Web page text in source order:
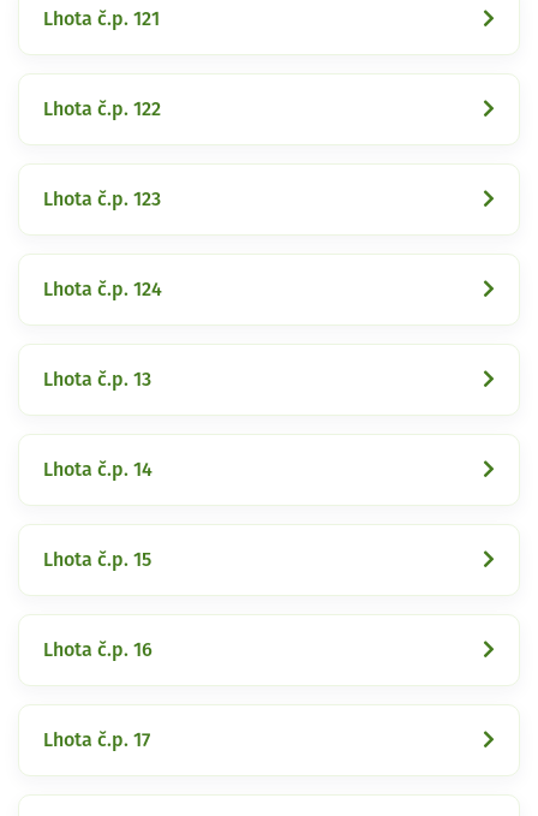
Lhota č.p. 121
Lhota č.p. 122
Lhota č.p. 123
Lhota č.p. 124
Lhota č.p. 13
Lhota č.p. 14
Lhota č.p. 15
Lhota č.p. 16
Lhota č.p. 17